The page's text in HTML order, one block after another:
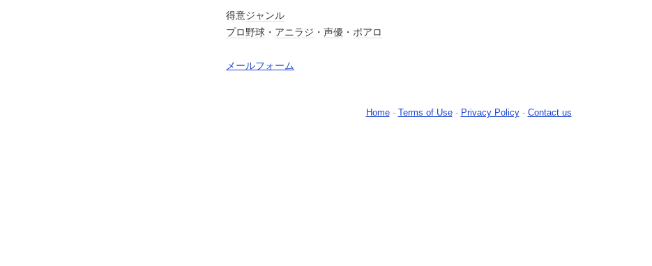
得意ジャンル
プロ野球 ・ アニラジ ・ 声優 ・ ポアロ
メールフォーム
Home- Terms of Use- Privacy Policy- Contact us